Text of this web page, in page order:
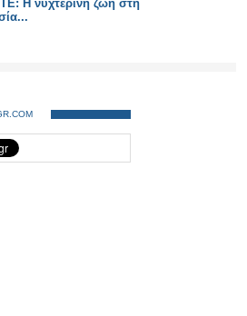
Η νυχτερινή ζωή στη